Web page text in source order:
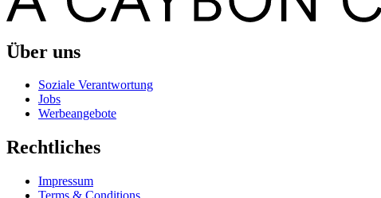
Über uns
Soziale Verantwortung
Jobs
Werbeangebote
Rechtliches
Impressum